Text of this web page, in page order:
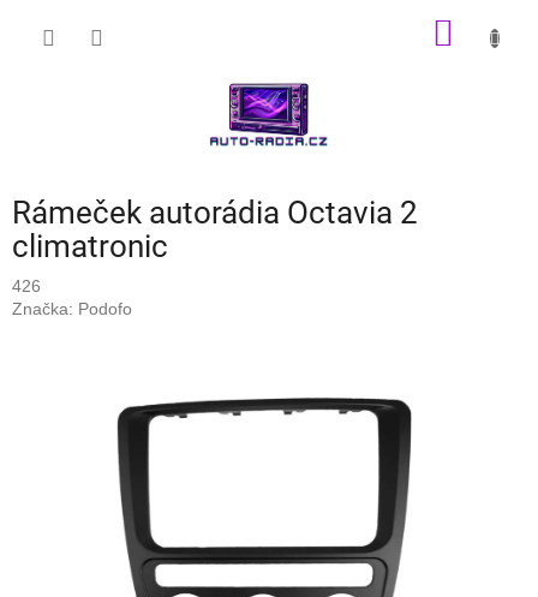
Rámeček autorádia Octavia 2
climatronic
426
Značka: Podofo